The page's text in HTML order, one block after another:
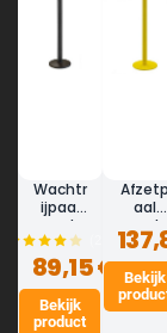
Wachtr
ijpaal
met
afzetb
and 3m
- Zwart
- ECO
89,15 €
Bekijk
product
Afzetp
aal
met
band
3,7m
(geel,
baar)
Bekijk